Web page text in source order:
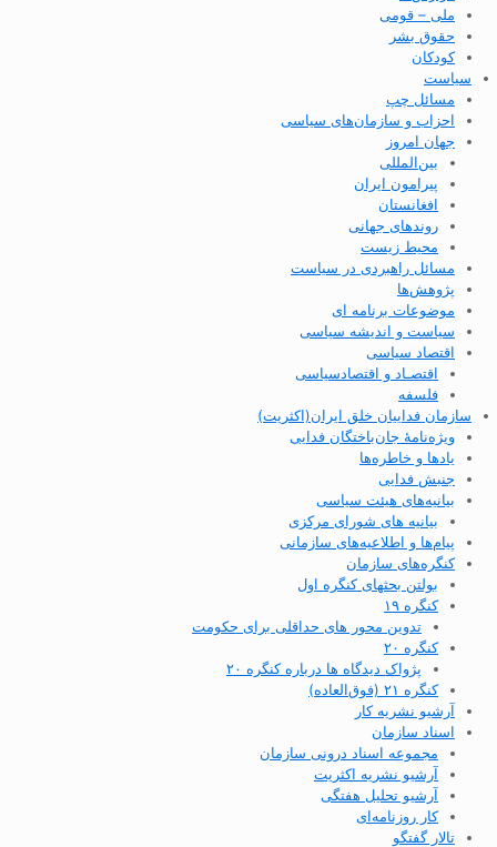
ملی – قومی
حقوق بشر
کودکان
سیاست
مسائل چپ
احزاب و سازمان‌های سیاسی
جهان امروز
بین‌المللی
پیرامون ایران
افغانستان
روندهای جهانی
محیط زیست
مسائل راهبردی در سیاست
پژوهش‌ها
موضوعات برنامه ای
سیاست و اندیشه سیاسی
اقتصاد سیاسی
اقتصـاد و اقتصاد‌سیاسی
فلسفه
سازمان فداییان خلق ایران(اکثریت)
ویژه‌نامهٔ جان‌باختگان فدایی
یادها و خاطره‌ها
جنبش فدایی
بیانیه‌های هیئت سیاسی
بیانیه های شورای مرکزی
پیام‌ها و اطلاعیه‌های سازمانی
کنگره‌های سازمان
بولتن بحثهای کنگره اول
کنگره ۱۹
تدوین محور های حداقلی برای حکومت
کنگره ۲۰
پژواک دیدگاه ها درباره کنگره ۲۰
کنگره ۲۱ (فوق‌العاده)
آرشیو نشریه کار
اسناد سازمان
مجموعه اسناد درونی سازمان
آرشیو نشریه اکثریت
آرشیو تحلیل هفتگی
کار روزنامه‌ای
تالار گفتگو